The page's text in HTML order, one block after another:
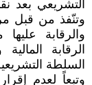
التشريعي بعد
وتنّفذ من قبل
والرقابة
الرقابة
السلطة